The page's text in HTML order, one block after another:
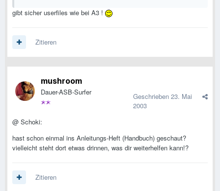
gibt sicher userfiles wie bei A3 !
Zitieren
mushroom
Dauer-ASB-Surfer Geschrieben 23. Mai
2003
@ Schoki:
hast schon einmal ins Anleitungs-Heft (Handbuch) geschaut?
vielleicht steht dort etwas drinnen, was dir weiterhelfen kann!?
Zitieren